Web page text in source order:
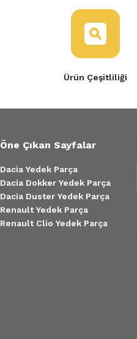
Ürün Çeşitliliği
Öne Çıkan Sayfalar
Dacia Yedek Parça
Dacia Dokker Yedek Parça
Dacia Duster Yedek Parça
Renault Yedek Parça
Renault Clio Yedek Parça